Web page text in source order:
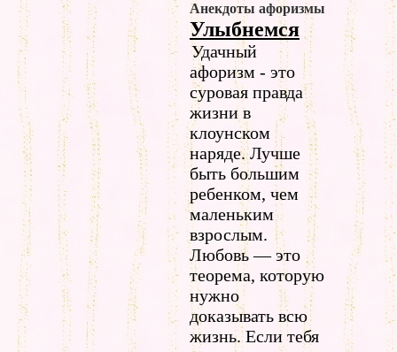
Анекдоты афоризмы
Улыбнемся
Удачный
афоризм - это
суровая правда
жизни в
клоунском
наряде. Лучше
быть большим
ребенком, чем
маленьким
взрослым.
Любовь — это
теорема, которую
нужно
доказывать всю
жизнь. Если тебя